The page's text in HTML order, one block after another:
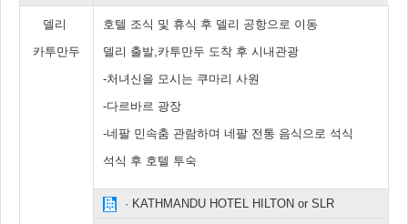
델리
카투만두
호텔 조식 및 휴식 후 델리 공항으로 이동
델리 출발,카투만두 도착 후 시내관광
-처녀신을 모시는 쿠마리 사원
-다르바르 광장
-네팔 민속춤 관람하며 네팔 전통 음식으로 석식
석식 후 호텔 투숙
· KATHMANDU HOTEL HILTON or SLR